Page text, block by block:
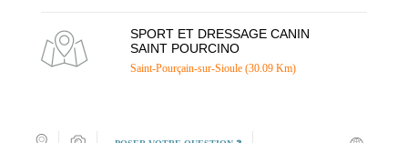
SPORT ET DRESSAGE CANIN
SAINT POURCINO
Saint-Pourçain-sur-Sioule (30.09 Km)